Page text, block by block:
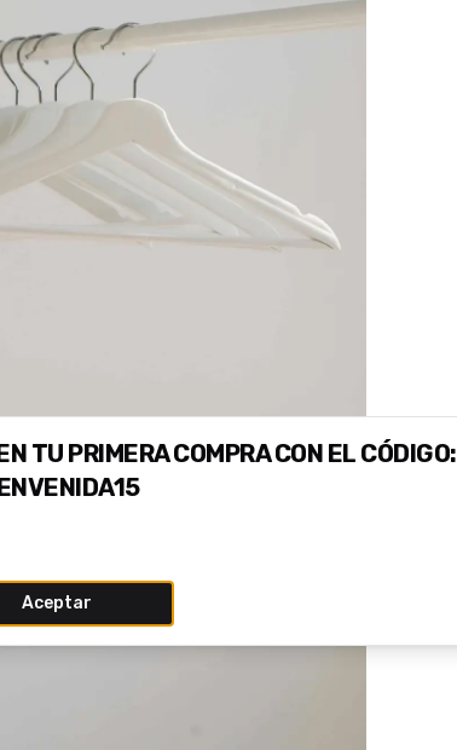
TU PRIMERA COMPRA CON EL CÓDIGO:
Aceptar